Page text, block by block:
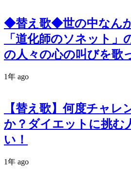
◆替え歌◆世の中なん
「道化師のソネット」
の人々の心の叫びを歌
1年 ago
【替え歌】何度チャレ
か？ダイエットに挑む
い！
1年 ago